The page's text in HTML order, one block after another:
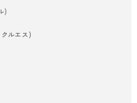
)
ルエス)